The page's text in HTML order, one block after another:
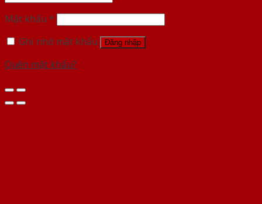
Mật khẩu *
Ghi nhớ mật khẩu
Đăng nhập
Quên mật khẩu?